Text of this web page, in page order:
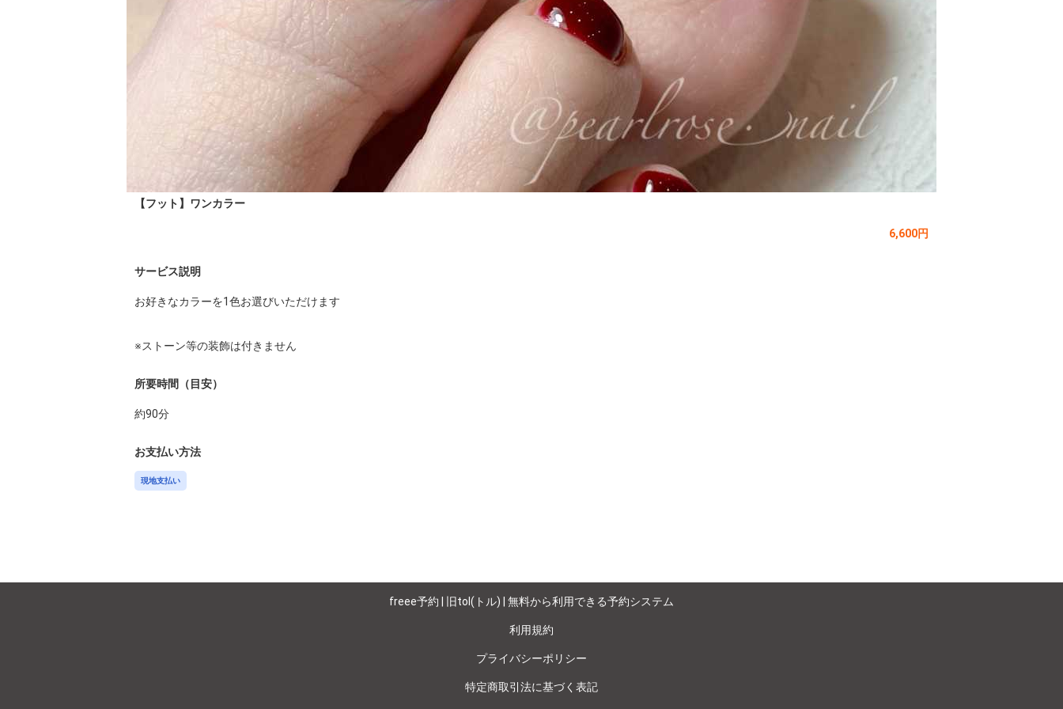
【フット】ワンカラー
6,600円
サービス説明
お好きなカラーを1色お選びいただけます
※ストーン等の装飾は付きません
所要時間（目安）
約90分
お支払い方法
現地支払い
freee予約 | 旧tol(トル) | 無料から利用できる予約システム
利用規約
プライバシーポリシー
特定商取引法に基づく表記